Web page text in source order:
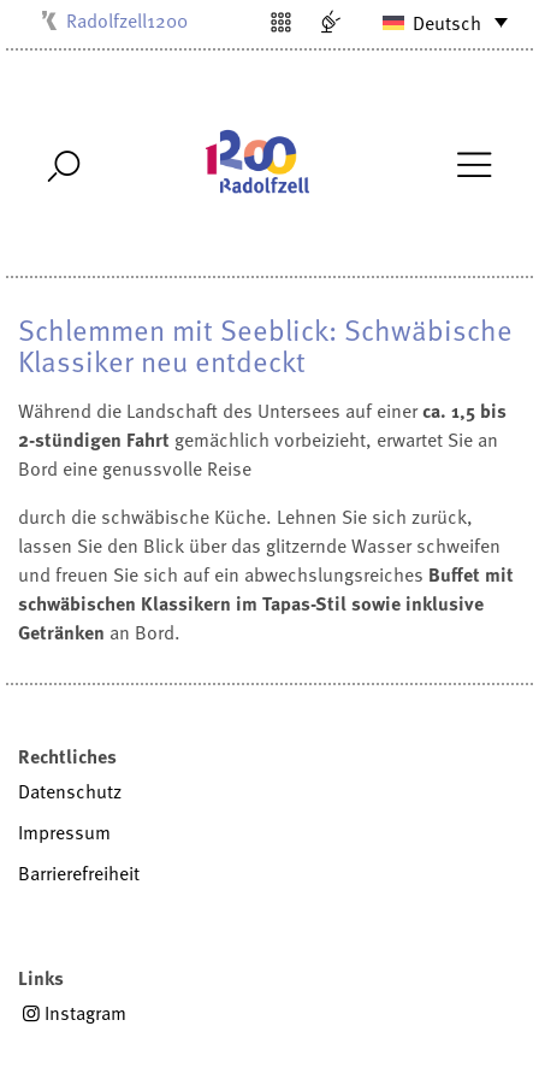
Musikschule
Stadtbibliothek
Villa Bosch
Radolfzell1200 Deutsch
Schlemmen mit Seeblick: Schwäbische
Klassiker neu entdeckt
Während die Landschaft des Untersees auf einerca. 1,5 bis
2-stündigen Fahrt gemächlich vorbeizieht, erwartet Sie an
Bord eine genussvolle Reise
durch die schwäbische Küche. Lehnen Sie sich zurück,
lassen Sie den Blick über das glitzernde Wasser schweifen
und freuen Sie sich auf ein abwechslungsreiches Buffet mit
schwäbischen Klassikern im Tapas-Stil sowie inklusive
Getränken an Bord.
Rechtliches
Datenschutz
Impressum
Barrierefreiheit
Links
Instagram